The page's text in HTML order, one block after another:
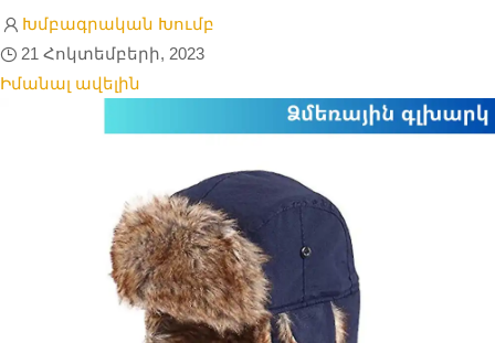
Խմբագրական Խումբ
21 Հոկտեմբերի, 2023
Իմանալ ավելին